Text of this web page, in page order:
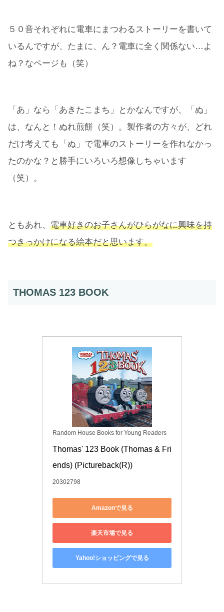
５０音それぞれに電車にまつわるストーリーを書いて
いるんですが、たまに、ん？電車に全く関係ない…よ
ね？なページも（笑）
「あ」なら「あきたこまち」とかなんですが、「ぬ」
は、なんと！ぬれ煎餅（笑）。製作者の方々が、どれ
だけ考えても「ぬ」で電車のストーリーを作れなかっ
たのかな？と勝手にいろいろ想像しちゃいます
（笑）。
ともあれ、 電車好きのお子さんがひらがなに興味を持
つきっかけになる絵本だと思います。
THOMAS 123 BOOK
Random House Books for Young Readers
Thomas' 123 Book (Thomas & Fri
ends) (Pictureback(R))
20302798
Amazonで見る
楽天市場で見る
Yahoo!ショッピングで見る